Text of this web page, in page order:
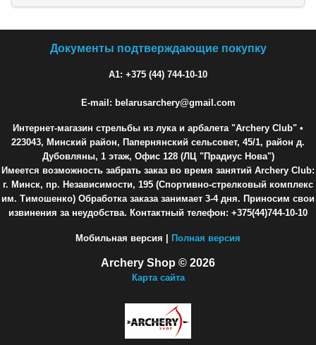
Документы подтверждающие покупку
A1: +375 (44) 744-10-10
E-mail: belarusarchery@gmail.com
Интернет-магазин стрельбы из лука и арбалета "Archery Club" •
223043, Минский район, Папернянский сельсовет, 45/1, район д.
Дубовляны, 1 этаж, Офис 128 (ЛЦ "Прадиус Нова")
Имеется возможность забрать заказ во время занятий Archery Club:
г. Минск, пр. Независимости, 195 (Спортивно-стрелковый комплекс
им. Тимошенко) Обработка заказа занимает 3-4 дня. Приносим свои
извинения за неудобства. Контактный телефон: +375(44)744-10-10
Мобильная версия | Полная версия
Archery Shop © 2026
Карта сайта